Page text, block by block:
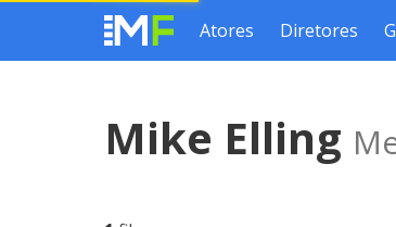
Atores Diretores
Mike Elling